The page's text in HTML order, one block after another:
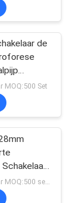
de
de de
voor
Pijp
MOQ:500 Set
met
Onderhandelbaar MOQ:500 sets